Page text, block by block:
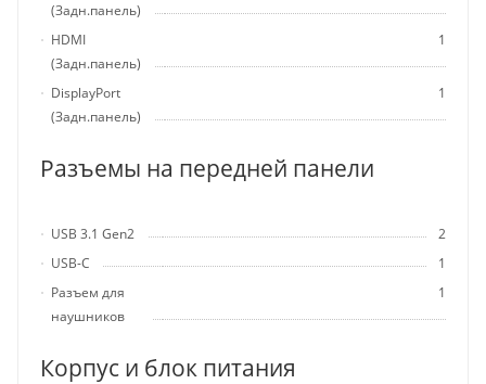
(Задн.панель)
HDMI
(Задн.панель)
1
DisplayPort
(Задн.панель)
1
Разъемы на передней панели
USB 3.1 Gen2
2
USB-C
1
Разъем для
наушников
1
Корпус и блок питания